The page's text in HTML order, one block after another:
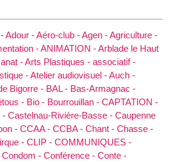
Adour -Aéro-club -Agen -Agriculture -
-ANIMATION -Arblade le Haut
-Arts Plastiques - associatif -
-Atelier audiovisuel -Auch -
Bigorre - BAL - Bas-Armagnac -
- Bio - Bourrouillan - CAPTATION -
- Castelnau-Rivière-Basse - Caupenne
- CCAA - CCBA - Chant - Chasse -
- CLIP - COMMUNIQUES -
Condom - Conférence - Conte -